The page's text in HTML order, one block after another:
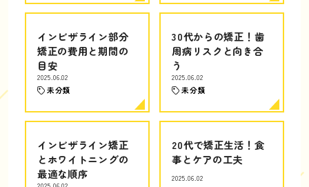
インビザライン部分
矯正の費用と期間の
目安
2025.06.02
未分類
30代からの矯正！歯
周病リスクと向き合
う
2025.06.02
未分類
インビザライン矯正
とホワイトニングの
最適な順序
20代で矯正生活！食
事とケアの工夫
2025.06.02